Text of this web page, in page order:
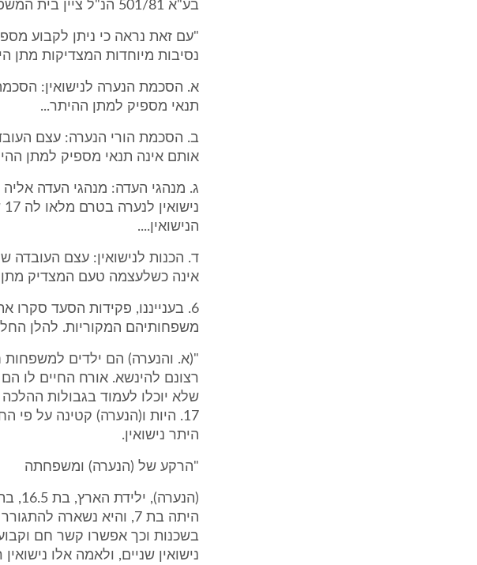
בע"א 501/81 הנ"ל ציין בית המשפט העליון מספר נקודות:
"עם זאת נראה כי ניתן לקבוע
נסיבות מיוחדות המצדיקות מתן
א. הסכמת הנערה לנישואין:
תנאי מספיק למתן ההיתר...
ב. הסכמת הורי הנערה: עצם
אותם אינה תנאי מספיק למתן
ג. מנהגי העדה: מנהגי העדה
הנישואין....
ד. הכנות לנישואין: עצם העובדה
אינה כשלעצמה טעם המצדיק מתן
6. בענייננו, פקידות הסעד
משפחותיהם המקוריות. להלן
"(א. והנערה) הם ילדים
רצונם להינשא. אורח החיים לו
שלא יוכלו לעמוד בגבולות
17. היות ו(הנערה) קטינה על
היתר נישואין.
"הרקע של (הנערה) ומשפחתה
היתה בת 7, והיא נשארה
בשכנות וכך אפשרו קשר חם
נישואין שניים, ולאמה אלו